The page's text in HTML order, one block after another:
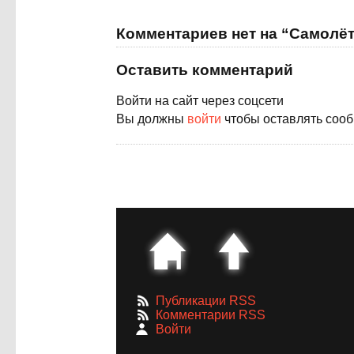
Комментариев нет на
Оставить комментарий
Войти на сайт через соцсети
Вы должны войти чтобы оставлять
Публикации RSS
Комментарии RSS
Войти